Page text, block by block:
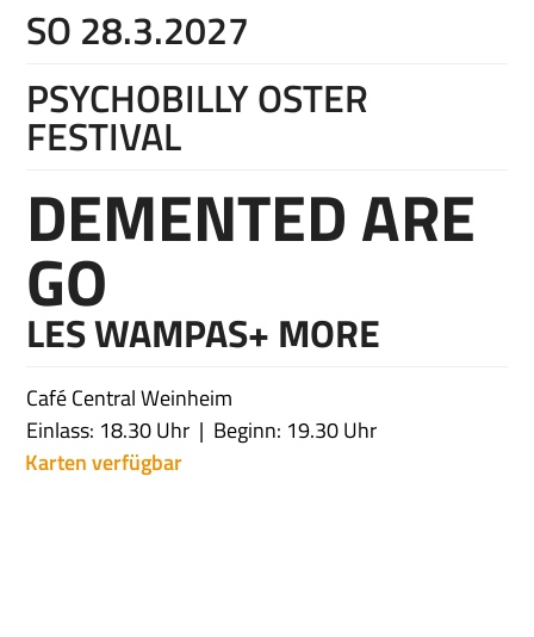
SO 28.3.2027
PSYCHOBILLY OSTER
FESTIVAL
DEMENTED ARE
GO
LES WAMPAS+ MORE
Café Central Weinheim
Einlass: 18.30 Uhr
Beginn: 19.30 Uhr
Karten verfügbar